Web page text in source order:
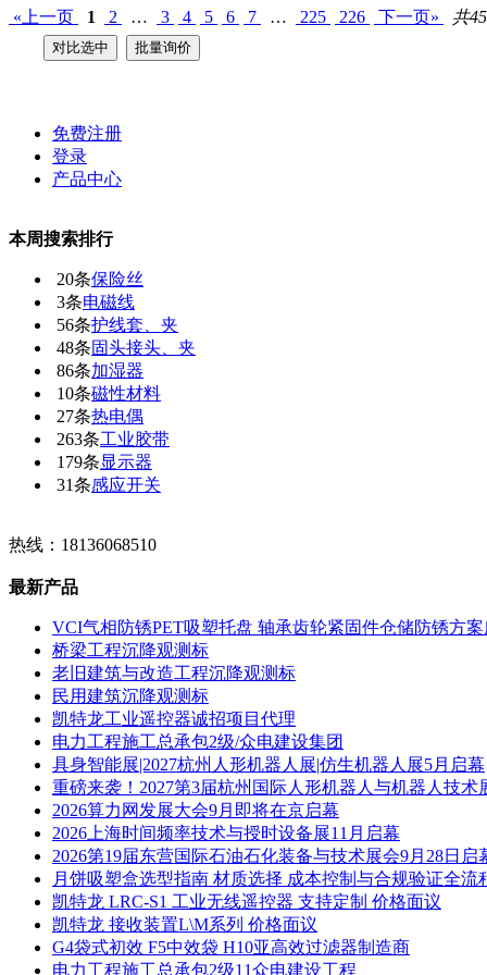
«上一页 1 2 … 3 4 5 6 7 … 225 226 下一页» 共
免费注册
登录
产品中心
本周搜索排行
20条保险丝
3条电磁线
56条护线套、夹
48条固头接头、夹
86条加湿器
10条磁性材料
27条热电偶
263条工业胶带
179条显示器
31条感应开关
热线：18136068510
最新产品
VCI气相防锈PET吸塑托盘 轴承齿轮紧固件仓储防锈方
桥梁工程沉降观测标
老旧建筑与改造工程沉降观测标
民用建筑沉降观测标
凯特龙工业遥控器诚招项目代理
电力工程施工总承包2级/众电建设集团
具身智能展|2027杭州人形机器人展|仿生机器人展5月启幕
重磅来袭！2027第3届杭州国际人形机器人与机器人技术
2026算力网发展大会9月即将在京启幕
2026上海时间频率技术与授时设备展11月启幕
2026第19届东营国际石油石化装备与技术展会9月28日启
月饼吸塑盒选型指南 材质选择 成本控制与合规验证全流
凯特龙 LRC-S1 工业无线遥控器 支持定制 价格面议
凯特龙 接收装置L\M系列 价格面议
G4袋式初效 F5中效袋 H10亚高效过滤器制造商
电力工程施工总承包2级11众电建设工程